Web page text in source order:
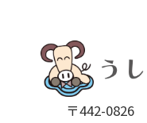
〒442-0826